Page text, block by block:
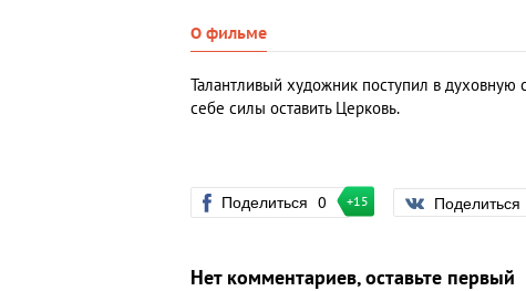
О фильме
Талантливый художник поступил в духовную
себе силы оставить Церковь.
Поделиться 0 +15 Поделиться
Нет комментариев, оставьте первый